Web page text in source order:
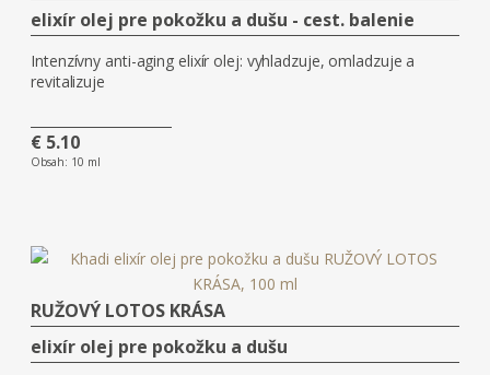
elixír olej pre pokožku a dušu - cest. balenie
Intenzívny anti-aging elixír olej: vyhladzuje, omladzuje a
revitalizuje
€ 5.10
Obsah: 10 ml
RUŽOVÝ LOTOS KRÁSA
elixír olej pre pokožku a dušu